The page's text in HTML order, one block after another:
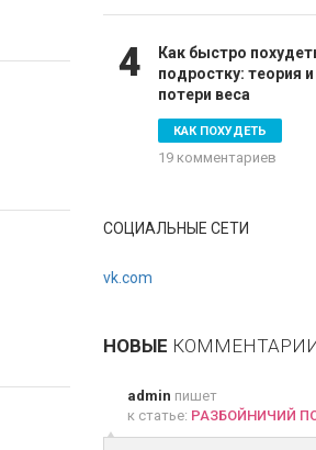
4
Как быстро
подростку: теория
потери веса
КАК ПОХУДЕТЬ
19 комментариев
СОЦИАЛЬНЫЕ СЕТИ
vk.com
НОВЫЕ
admin пишет
к статье: РАЗБОЙНИЧИЙ